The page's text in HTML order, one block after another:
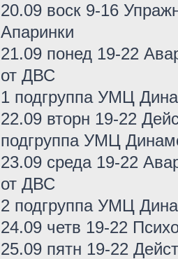
20.09 воск 9-16
Апаринки
21.09 понед 19-22
от ДВС
1 подгруппа УМЦ
22.09 вторн 19-22
подгруппа УМЦ
23.09 среда 19-22
от ДВС
2 подгруппа УМЦ
24.09 четв 19-22
25.09 пятн 19-22